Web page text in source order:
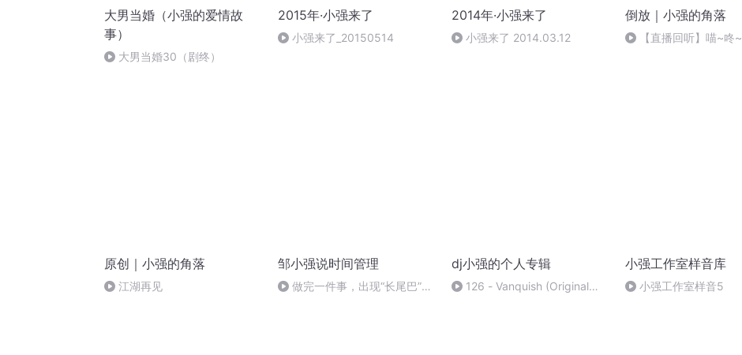
大男当婚（小强的爱情故
事）
大男当婚30（剧终）
2015年·小强来了
小强来了_20150514
2014年·小强来了
小强来了 2014.03.12
倒放｜小强的角落
【直播回听】喵~咚~
原创｜小强的角落
江湖再见
邹小强说时间管理
做完一件事，出现“长尾巴”，
dj小强的个人专辑
126 - Vanquish (Original
小强工作室样音库
小强工作室样音5